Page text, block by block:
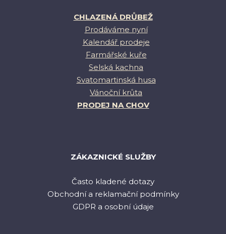
CHLAZENÁ DRŮBEŽ
Prodáváme nyní
Kalendář prodeje
Farmářské kuře
Selská kachna
Svatomartinská husa
Vánoční krůta
PRODEJ NA CHOV
ZÁKAZNICKÉ SLUŽBY
Často kladené dotazy
Obchodní a reklamační podmínky
GDPR a osobní údaje